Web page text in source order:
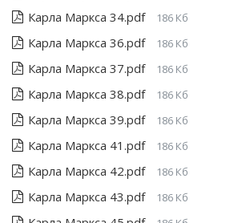
Карла Маркса 34.pdf 186 Кб
Карла Маркса 36.pdf 186 Кб
Карла Маркса 37.pdf 186 Кб
Карла Маркса 38.pdf 186 Кб
Карла Маркса 39.pdf 186 Кб
Карла Маркса 41.pdf 186 Кб
Карла Маркса 42.pdf 186 Кб
Карла Маркса 43.pdf 186 Кб